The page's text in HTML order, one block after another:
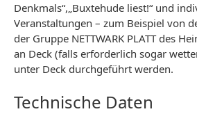
Denkmals“,„Buxtehude liest!“ und
Veranstaltungen – zum Beispiel von
der Gruppe NETTWARK PLATT des
an Deck (falls erforderlich sogar
unter Deck durchgeführt werden.
Technische Daten